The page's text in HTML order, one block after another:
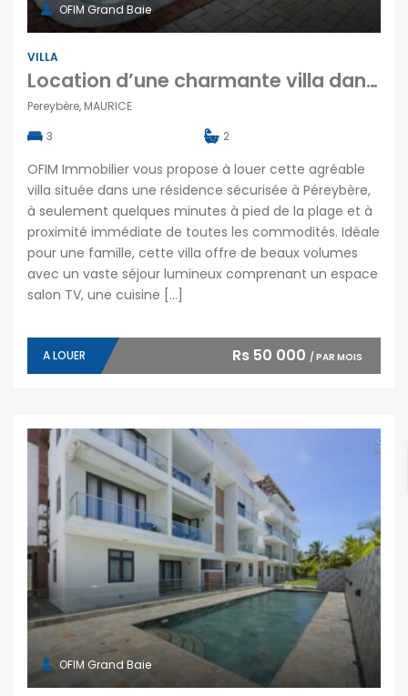
OFIM Grand Baie
VILLA
Location d’une charmante villa dans une résidence sécurisée avec piscine à Péreybère Maurice
Pereybère, MAURICE
3
2
OFIM Immobilier vous propose à louer cette agréable
villa située dans une résidence sécurisée à Péreybère,
à seulement quelques minutes à pied de la plage et à
proximité immédiate de toutes les commodités. Idéale
pour une famille, cette villa offre de beaux volumes
avec un vaste séjour lumineux comprenant un espace
salon TV, une cuisine […]
A LOUER Rs 50 000 / PAR MOIS
OFIM Grand Baie